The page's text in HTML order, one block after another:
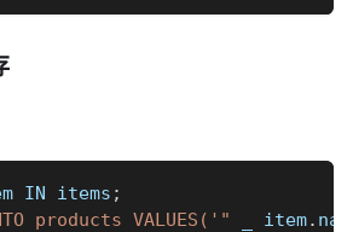
IN items ;
products VALUES('"
item.